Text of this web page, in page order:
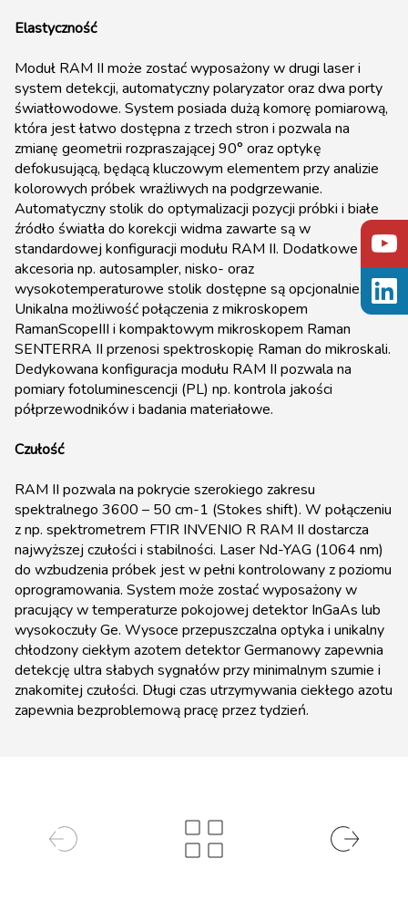
Elastyczność
Moduł RAM II może zostać wyposażony w drugi laser i
system detekcji, automatyczny polaryzator oraz dwa porty
światłowodowe. System posiada dużą komorę pomiarową,
która jest łatwo dostępna z trzech stron i pozwala na
zmianę geometrii rozpraszającej 90° oraz optykę
defokusującą, będącą kluczowym elementem przy analizie
kolorowych próbek wrażliwych na podgrzewanie.
Automatyczny stolik do optymalizacji pozycji próbki i białe
źródło światła do korekcji widma zawarte są w
standardowej konfiguracji modułu RAM II. Dodatkowe
akcesoria np. autosampler, nisko- oraz
wysokotemperaturowe stolik dostępne są opcjonalnie.
Unikalna możliwość połączenia z mikroskopem
RamanScopeIII i kompaktowym mikroskopem Raman
SENTERRA II przenosi spektroskopię Raman do mikroskali.
Dedykowana konfiguracja modułu RAM II pozwala na
pomiary fotoluminescencji (PL) np. kontrola jakości
półprzewodników i badania materiałowe.
Czułość
RAM II pozwala na pokrycie szerokiego zakresu
spektralnego 3600 – 50 cm-1 (Stokes shift). W połączeniu
z np. spektrometrem FTIR INVENIO R RAM II dostarcza
najwyższej czułości i stabilności. Laser Nd-YAG (1064 nm)
do wzbudzenia próbek jest w pełni kontrolowany z poziomu
oprogramowania. System może zostać wyposażony w
pracujący w temperaturze pokojowej detektor InGaAs lub
wysokoczuły Ge. Wysoce przepuszczalna optyka i unikalny
chłodzony ciekłym azotem detektor Germanowy zapewnia
detekcję ultra słabych sygnałów przy minimalnym szumie i
znakomitej czułości. Długi czas utrzymywania ciekłego azotu
zapewnia bezproblemową pracę przez tydzień.